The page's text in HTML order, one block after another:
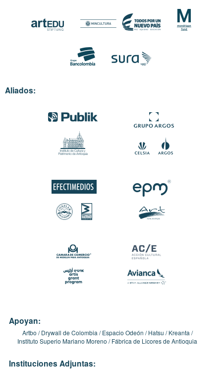
Aliados:
Apoyan:
Artbo Drywall de Colombia Espacio Odeón Hatsu
Kreanta
Instituto Superio Mariano Moreno
Fábrica de Licores de Antioquia
Instituciones Adjuntas: